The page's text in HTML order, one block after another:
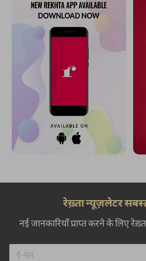
रेख़्ता न्यूज़लेटर
नई जानकारियाँ प्राप्त करने के लिए